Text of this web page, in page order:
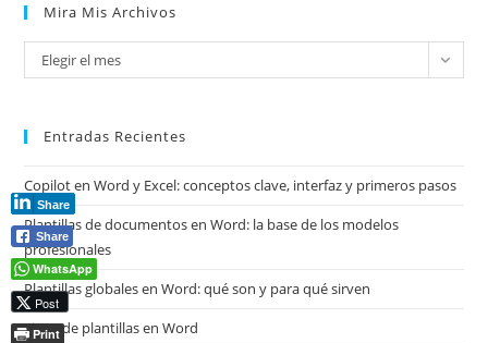
Mira Mis Archivos
Mira
mis
Elegir el mes
Entradas Recientes
Copilot en Word y Excel: conceptos clave, interfaz y primeros pasos
Plantillas de documentos en Word: la base de los modelos
profesionales
Plantillas globales en Word: qué son y para qué sirven
Tipos de plantillas en Word
Share
Share
WhatsApp
Post
Print